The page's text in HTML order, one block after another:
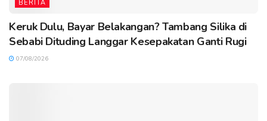
BERITA
Keruk Dulu, Bayar Belakangan? Tambang Silika di
Sebabi Dituding Langgar Kesepakatan Ganti Rugi
07/08/2026